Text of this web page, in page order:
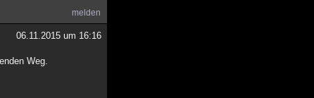
melden
06.11.2015 um 16:16
Weg.